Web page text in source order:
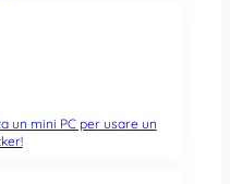
un mini PC per usare un